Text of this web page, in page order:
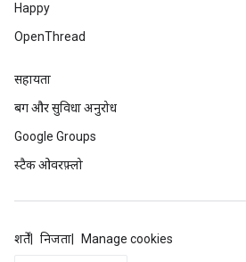
Happy
OpenThread
सहायता
बग और सुविधा अनुरोध
Google Groups
स्टैक ओवरफ़्लो
शर्तें निजता Manage cookies